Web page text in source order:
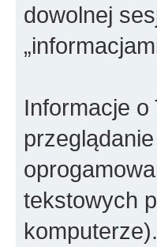
dowolnej
Informacje
tekstowych